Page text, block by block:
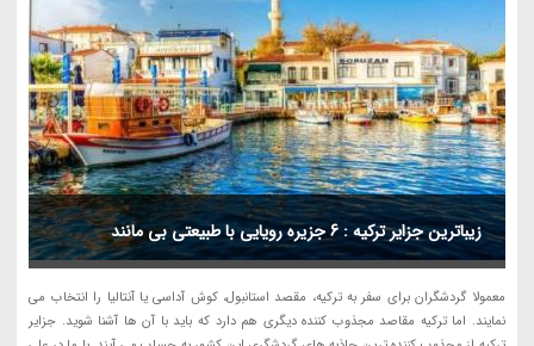
زیباترین جزایر ترکیه : 6 جزیره رویایی با طبیعتی بی مانند
معمولا گردشگران برای سفر به ترکیه، مقصد استانبول، کوش آداسی یا آنتالیا را انتخاب می
نمایند. اما ترکیه مقاصد مجذوب کننده دیگری هم دارد که باید با آن ها آشنا شوید. جزایر